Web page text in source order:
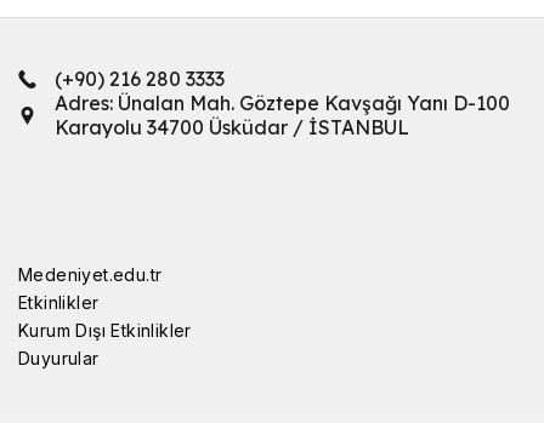
(+90) 216 280 3333
Adres: Ünalan Mah. Göztepe Kavşağı Yanı D-100
Karayolu 34700 Üsküdar / İSTANBUL
Medeniyet.edu.tr
Etkinlikler
Kurum Dışı Etkinlikler
Duyurular